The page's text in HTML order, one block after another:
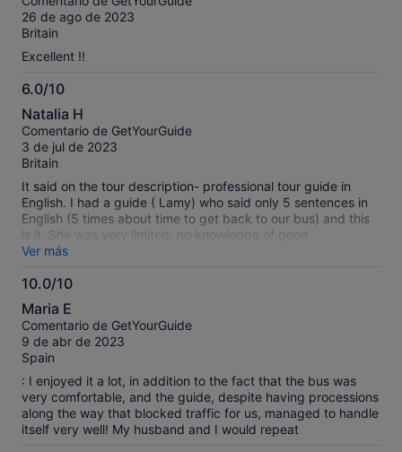
10
26 de ago de 2023
Britain
Excellent !!
6.0/10
6.0
sobre
10
Natalia H
Comentario de GetYourGuide
3 de jul de 2023
Britain
It said on the tour description- professional tour guide in
English. I had a guide ( Lamy) who said only 5 sentences in
English (5 times about time to get back to our bus) and this
is it. She was very limited, no knowledge of good
restaurants, like a student who is working through the
summer. She shouldn’t do this job, but she is very good
looking which is nice.
Ver más
10.0/10
10.0
sobre
10
Maria E
Comentario de GetYourGuide
9 de abr de 2023
Spain
: I enjoyed it a lot, in addition to the fact that the bus was
very comfortable, and the guide, despite having processions
along the way that blocked traffic for us, managed to handle
itself very well! My husband and I would repeat